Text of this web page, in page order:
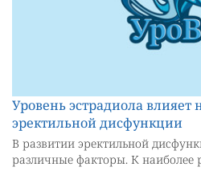
Уровень эстрадиола влияет
эректильной дисфункции
В развитии эректильной
различные факторы. К наиболее